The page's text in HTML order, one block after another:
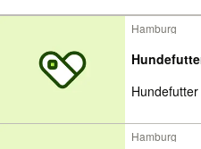
Hamburg
Hundefutter
Hamburg